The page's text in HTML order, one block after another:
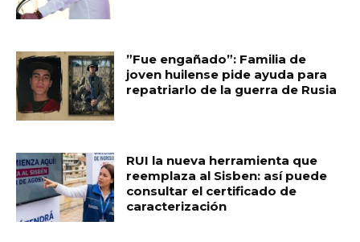
​”Fue engañado”: Familia de
joven huilense pide ayuda para
repatriarlo de la guerra de Rusia
RUI la nueva herramienta que
reemplaza al Sisben: así puede
consultar el certificado de
caracterización